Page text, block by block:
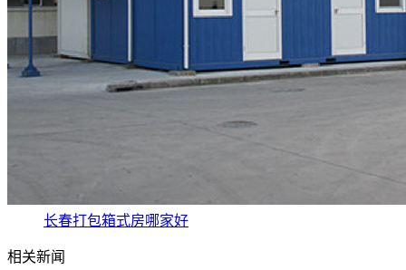
长春打包箱式房哪家好
相关新闻